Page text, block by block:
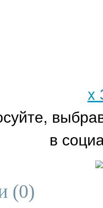
x
в
(0)